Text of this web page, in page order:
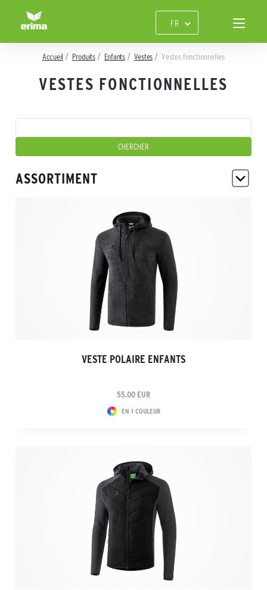
Accueil Produits Enfants Vestes Vestes fonctionnelles
VESTES FONCTIONNELLES
ASSORTIMENT
VESTE POLAIRE ENFANTS
55.00 EUR
EN 1 COULEUR